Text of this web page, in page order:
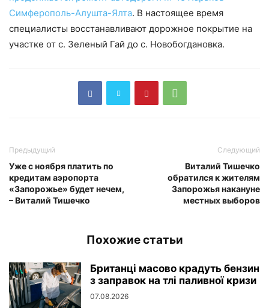
Симферополь-Алушта-Ялта. В настоящее время
специалисты восстанавливают дорожное покрытие на
участке от с. Зеленый Гай до с. Новобогдановка.
Предыдущий
Уже с ноября платить по
кредитам аэропорта
«Запорожье» будет нечем,
– Виталий Тишечко
Следующий
Виталий Тишечко
обратился к жителям
Запорожья накануне
местных выборов
Похожие статьи
Британці масово крадуть бензин
з заправок на тлі паливної кризи
07.08.2026